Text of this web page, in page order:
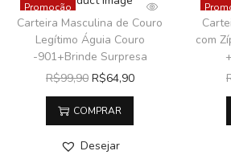
Promoção
Carteira Masculina de Couro
Legítimo Águia Couro
-901+Brinde Surpresa
R$99,90 R$64,90
COMPRAR
Desejar
com